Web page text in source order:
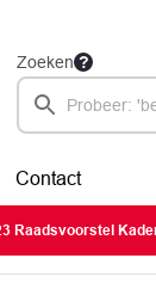
Zoeken
Contact
Raadsvoorstel